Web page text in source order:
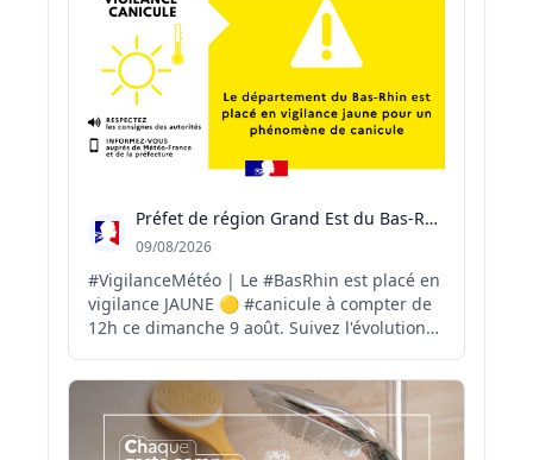
juillet. 📌 Retrouvez chaque jour, mati...
Préfet de région Grand Est du Bas-Rhin
09/08/2026
#VigilanceMétéo | Le #BasRhin est placé en
vigilance JAUNE 🟡 #canicule à compter de
12h ce dimanche 9 août. Suivez l'évolution
http://vigilance.meteofrance.fr/fr/bas-
rhin/de… Face aux températures élevées,
adoptez les bons réflexes pour vous
protéger et protéger les autres : 🚰 ...